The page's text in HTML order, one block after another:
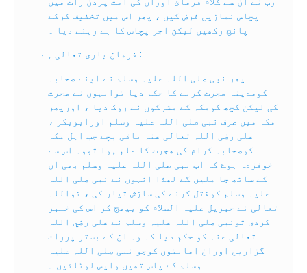
پچاس نمازيں فرض کیں ، پھر اس میں تخفیف کرکے
پانچ رکھیں لیکن اجر پچاس کا ہے رہنے دیا ۔
فرمان باری تعالی ہے :
پھر نبی صلی اللہ علیہ وسلم نے اپنے صحابہ
کومدینہ ھجرت کرنے کا حکم دیا توانہوں نے ھجرت
کی لیکن کچھ کومکہ کے مشرکوں نے روک دیا ، اورپھر
مکہ میں صرف نبی صلی اللہ علیہ وسلم اورابوبکر ،
علی رضی اللہ تعالی عنہ باقی بچے جب اہل مکہ
کوصحابہ کرام کی ھجرت کا علم ہوا تووہ اس سے
خوفزدہ ہوۓ کہ اب نبی صلی اللہ علیہ وسلم بھی ان
کے ساتھ جا ملیں گے لھذا انہوں نے نبی صلی اللہ
علیہ وسلم کوقتل کرنے کی سازش تیار کی ، تواللہ
تعالی نے جبریل علیہ السلام کو بیھج کر اس کی خـبر
کردی تونبی صلی اللہ علیہ وسلم نے علی رضي اللہ
تعالی عنہ کو حکم دیا کہ وہ ان کے بستر پررات
گزاریں اوران امانتوں کوجو نبی صلی اللہ علیہ
وسلم کے پاس تھیں واپس لوٹائيں ۔